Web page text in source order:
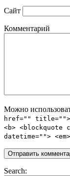
Сайт
Комментарий
Можно
href=""
<b> <blockquote
datetime="">
Search: